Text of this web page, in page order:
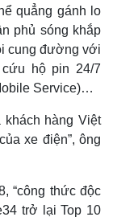
quẳng gánh lo
phủ sóng khắp
cung đường với
hộ pin 24/7
Service)…
hàng Việt
xe điện”, ông
“công thức độc
trở lại Top 10